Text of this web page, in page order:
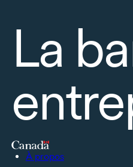
La
À propos